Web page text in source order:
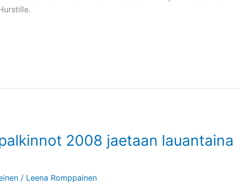
2008 jaetaan lauantaina
/ Leena Romppainen